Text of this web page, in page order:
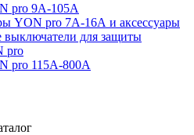
pro 9А-105А
YON pro 7А-16А и аксессуары
выключатели для защиты
pro
pro 115А-800А